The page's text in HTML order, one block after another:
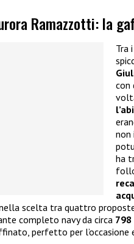
Ramazzotti: la
Tra
con
non
ha
scelta tra quattro
completo navy da circa 798
perfetto per l’occasione